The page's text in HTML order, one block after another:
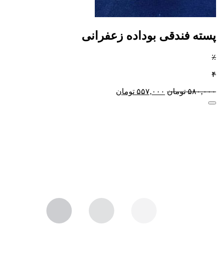
پسته فندقی بوداده زعفرانی
٪
۴
۵۸۰,۰۰۰ تومان ۵۵۷,۰۰۰ تومان